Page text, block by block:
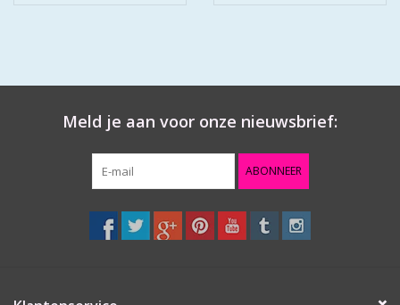
Meld je aan voor onze nieuwsbrief:
ABONNEER